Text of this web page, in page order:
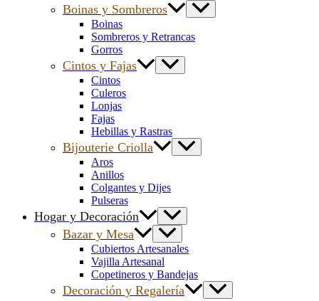
Boinas y Sombreros
Boinas
Sombreros y Retrancas
Gorros
Cintos y Fajas
Cintos
Culeros
Lonjas
Fajas
Hebillas y Rastras
Bijouterie Criolla
Aros
Anillos
Colgantes y Dijes
Pulseras
Hogar y Decoración
Bazar y Mesa
Cubiertos Artesanales
Vajilla Artesanal
Copetineros y Bandejas
Decoración y Regalería